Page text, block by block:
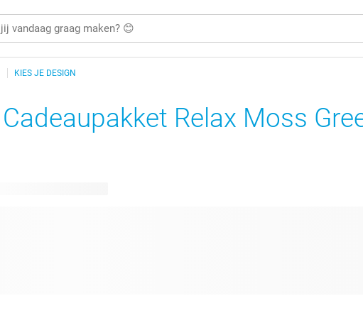
KIES JE DESIGN
Cadeaupakket Relax Moss